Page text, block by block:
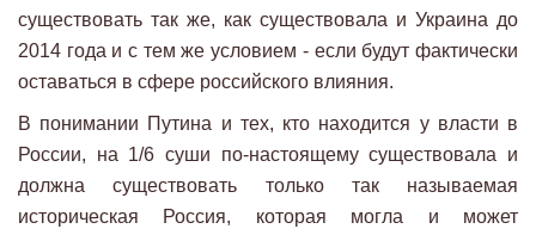
существовать так же, как существовала и Украина до
2014 года и с тем же условием - если будут фактически
оставаться в сфере российского влияния.
В понимании Путина и тех, кто находится у власти в
России, на 1/6 суши по-настоящему существовала и
должна существовать только так называемая
историческая Россия, которая могла и может